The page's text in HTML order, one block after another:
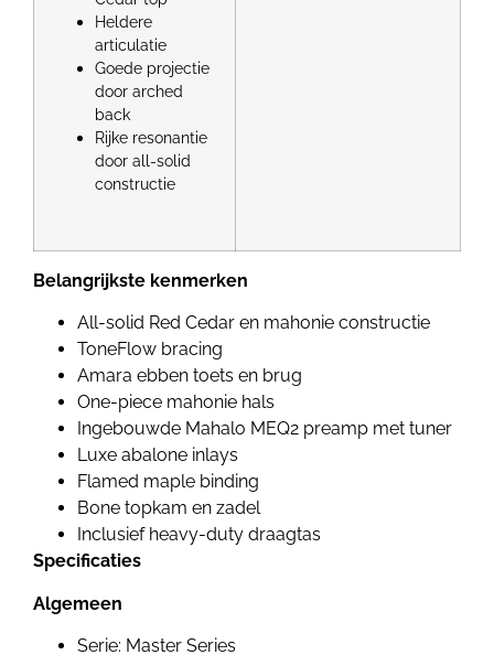
Heldere
articulatie
Goede projectie
door arched
back
Rijke resonantie
door all-solid
constructie
Belangrijkste kenmerken
All-solid Red Cedar en mahonie constructie
ToneFlow bracing
Amara ebben toets en brug
One-piece mahonie hals
Ingebouwde Mahalo MEQ2 preamp met tuner
Luxe abalone inlays
Flamed maple binding
Bone topkam en zadel
Inclusief heavy-duty draagtas
Specificaties
Algemeen
Serie: Master Series